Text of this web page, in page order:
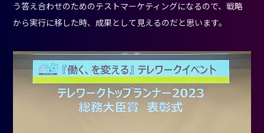
う答え合わせのためのテストマーケティングになるので、戦略
から実行に移した時、成果として見えるのだと思います。